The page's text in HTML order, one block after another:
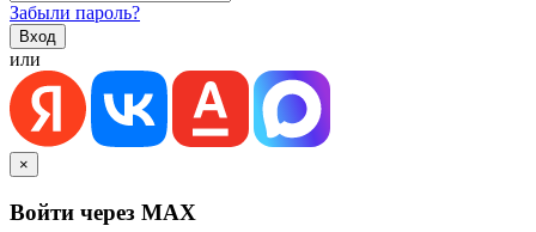
Забыли пароль?
или
×
Войти через MAX